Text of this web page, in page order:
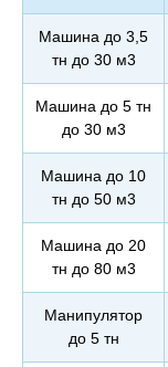
Машина до 3,5
тн до 30 м3
Машина до 5 тн
до 30 м3
Машина до 10
тн до 50 м3
Машина до 20
тн до 80 м3
Манипулятор
до 5 тн